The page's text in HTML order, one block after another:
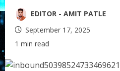
EDITOR - AMIT PATLE
September 17, 2025
1 min read